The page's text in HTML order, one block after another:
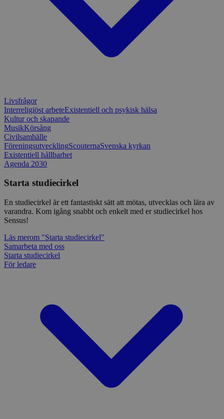
Livsfrågor
Interreligiöst arbeteExistentiell och psykisk hälsa
Kultur och skapande
MusikKörsång
Civilsamhälle
FöreningsutvecklingScouternaSvenska kyrkan
Existentiell hållbarhet
Agenda 2030
Starta studiecirkel
En studiecirkel är ett fantastiskt sätt att mötas, utvecklas och lära av
varandra. Kom igång snabbt och enkelt med er studiecirkel hos
Sensus!
Läs merom "Starta studiecirkel"
Samarbeta med oss
Starta studiecirkel
För ledare